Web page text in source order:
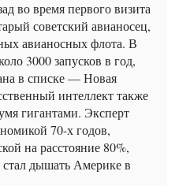
во время первого визита
советский авианосец,
авианосных флота. В
3000 запусков в год,
в списке — Новая
интеллект также
гигантами. Эксперт
70-х годов,
на расстояние 80%,
стал дышать Америке в